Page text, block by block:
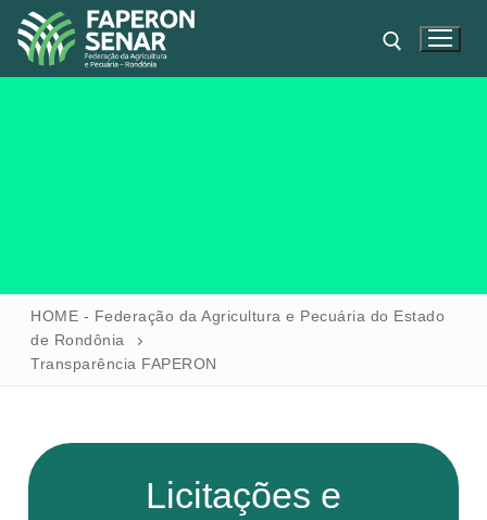
FAPERON
IPAGRO
HOME - Federação da Agricultura e Pecuária do Estado
de Rondônia
Transparência FAPERON
Licitações e